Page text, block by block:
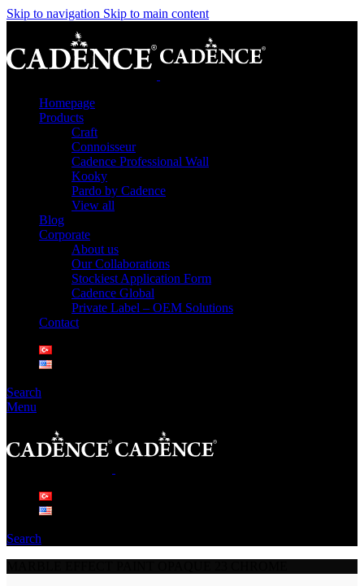
Skip to navigation Skip to main content
Homepage
Products
Craft
Connoisseur
Cadence Professional Wall
Kooky
Pardo by Cadence
View all
Blog
Corporate
About us
Our Collaborations
Stockiest Application Form
Cadence Global
Private Label – OEM Solutions
Contact
Search
Menu
Search